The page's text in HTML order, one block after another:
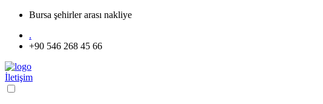
Bursa şehirler arası nakliye
.
+90 546 268 45 66
İletişim